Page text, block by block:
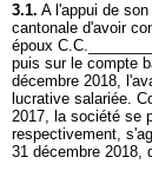
3.1. A l'appui de
cantonale d'avoir
époux
puis sur le compte
décembre 2018,
lucrative salariée.
2017, la société se
respectivement,
31 décembre 2018,